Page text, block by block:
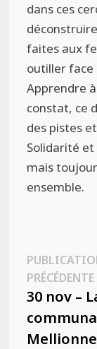
dans ces
faites aux
outiller face
Apprendre
constat, ce
des pistes
Solidarité
mais
ensemble.
de
l’article
PRÉCÉDENTE
30 nov –